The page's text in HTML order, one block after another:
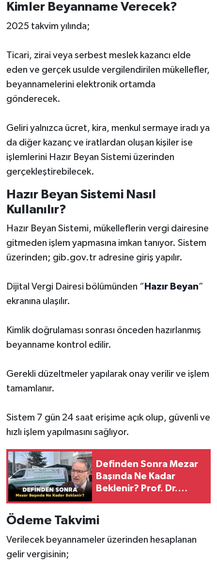
Kimler Beyanname Verecek?
2025 takvim yılında;
Ticari, zirai veya serbest meslek kazancı elde
eden ve gerçek usulde vergilendirilen mükellefler,
beyannamelerini elektronik ortamda
gönderecek.
Geliri yalnızca ücret, kira, menkul sermaye iradı ya
da diğer kazanç ve iratlardan oluşan kişiler ise
işlemlerini Hazır Beyan Sistemi üzerinden
gerçekleştirebilecek.
Hazır Beyan Sistemi Nasıl
Kullanılır?
Hazır Beyan Sistemi, mükelleflerin vergi dairesine
gitmeden işlem yapmasına imkan tanıyor. Sistem
üzerinden; gib.gov.tr adresine giriş yapılır.
Dijital Vergi Dairesi bölümünden “ Hazır Beyan”
ekranına ulaşılır.
Kimlik doğrulaması sonrası önceden hazırlanmış
beyanname kontrol edilir.
Gerekli düzeltmeler yapılarak onay verilir ve işlem
tamamlanır.
Sistem 7 gün 24 saat erişime açık olup, güvenli ve
hızlı işlem yapılmasını sağlıyor.
Definden Sonra Mezar
Başında Ne Kadar
Beklenir? Prof. Dr.
Ödeme Takvimi
Verilecek beyannameler üzerinden hesaplanan
gelir vergisinin;